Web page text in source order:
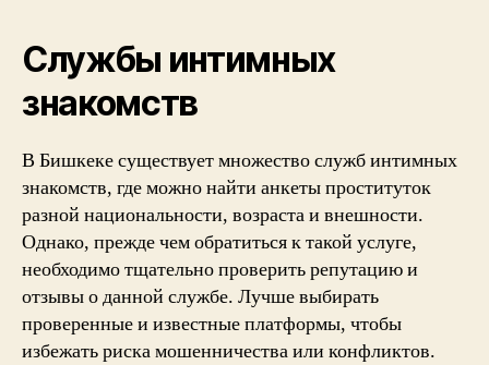
Службы интимных
знакомств
В Бишкеке существует множество служб интимных
знакомств, где можно найти анкеты проституток
разной национальности, возраста и внешности.
Однако, прежде чем обратиться к такой услуге,
необходимо тщательно проверить репутацию и
отзывы о данной службе. Лучше выбирать
проверенные и известные платформы, чтобы
избежать риска мошенничества или конфликтов.